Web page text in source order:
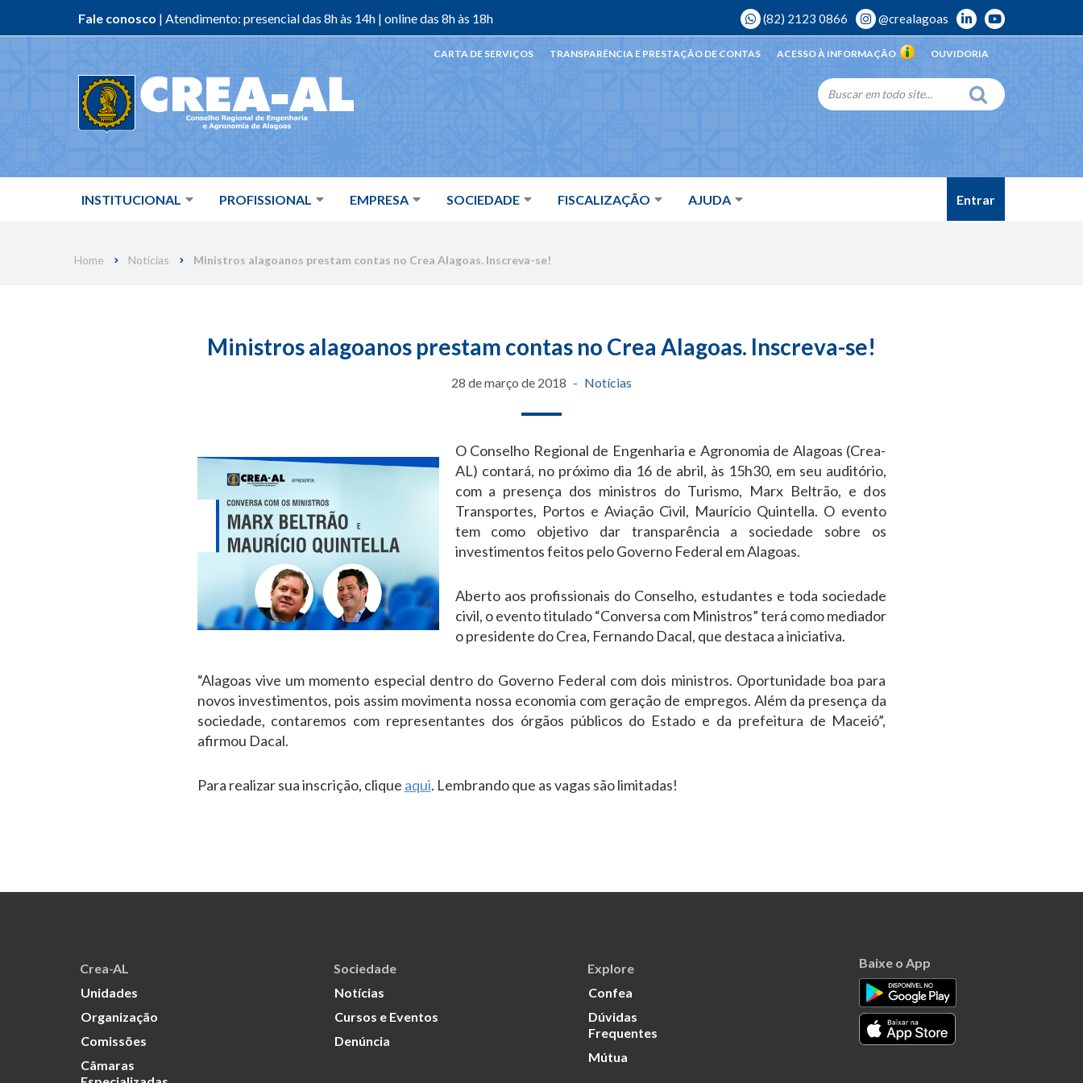
Fale conosco | Atendimento: presencial das 8h às 14h | online das 8h às 18h (82) 2123 0866 @crealagoas
INSTITUCIONAL PROFISSIONAL EMPRESA SOCIEDADE FISCALIZAÇÃO AJUDA
OUVIDORIA
ACESSO À INFORMAÇÃO
TRANSPARÊNCIA E PRESTAÇÃO DE CONTAS
CARTA DE SERVIÇOS
Entrar
Home Notícias Ministros alagoanos prestam contas no Crea Alagoas. Inscreva-se!
Ministros alagoanos prestam contas no Crea Alagoas. Inscreva-se!
28 de março de 2018 Notícias
O Conselho Regional de Engenharia e Agronomia de Alagoas (Crea-
AL) contará, no próximo dia 16 de abril, às 15h30, em seu auditório,
com a presença dos ministros do Turismo, Marx Beltrão, e dos
Transportes, Portos e Aviação Civil, Maurício Quintella. O evento
tem como objetivo dar transparência a sociedade sobre os
investimentos feitos pelo Governo Federal em Alagoas.
Aberto aos profissionais do Conselho, estudantes e toda sociedade
civil, o evento titulado “Conversa com Ministros” terá como mediador
o presidente do Crea, Fernando Dacal, que destaca a iniciativa.
“Alagoas vive um momento especial dentro do Governo Federal com dois ministros. Oportunidade boa para
novos investimentos, pois assim movimenta nossa economia com geração de empregos. Além da presença da
sociedade, contaremos com representantes dos órgãos públicos do Estado e da prefeitura de Maceió”,
afirmou Dacal.
Para realizar sua inscrição, clique aqui. Lembrando que as vagas são limitadas!
Crea-AL
Unidades
Organização
Comissões
Câmaras
Sociedade
Notícias
Cursos e Eventos
Denúncia
Explore
Confea
Dúvidas
Frequentes
Mútua
Baixe o App